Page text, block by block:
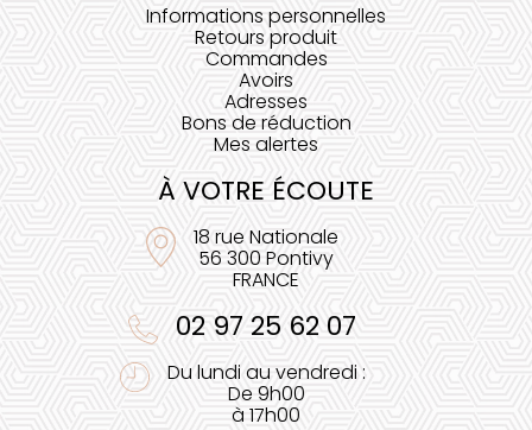
Informations personnelles
Retours produit
Commandes
Avoirs
Adresses
Bons de réduction
Mes alertes
À VOTRE ÉCOUTE
18 rue Nationale
56 300 Pontivy
FRANCE
02 97 25 62 07
Du lundi au vendredi :
De 9h00
à 17h00